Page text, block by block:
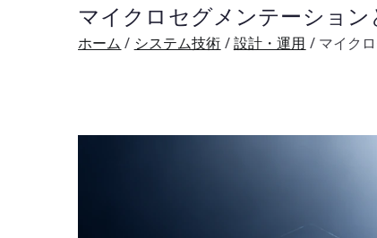
マイクロセグメンテーショ
ホーム システム技術 設計・運用 マイク